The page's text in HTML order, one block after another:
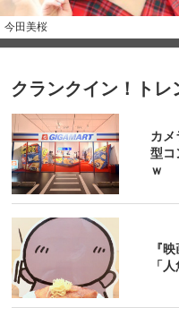
今田美桜
クランクイン！ト
カ
型コ
ｗ
『
「